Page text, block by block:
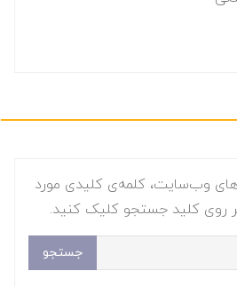
وب‌سایت، کلمه‌ی کلیدی مورد
روی کلید جستجو کلیک کنید.
جستجو